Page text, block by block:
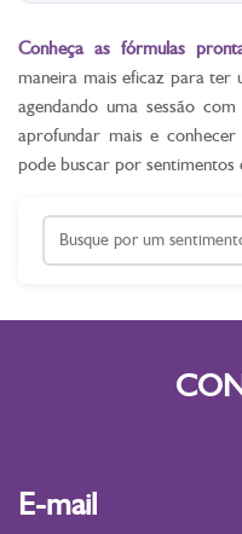
Conheça as fórmulas
maneira mais eficaz para ter
agendando uma sessão
aprofundar mais e conhecer
pode buscar por sentimentos
E-mail